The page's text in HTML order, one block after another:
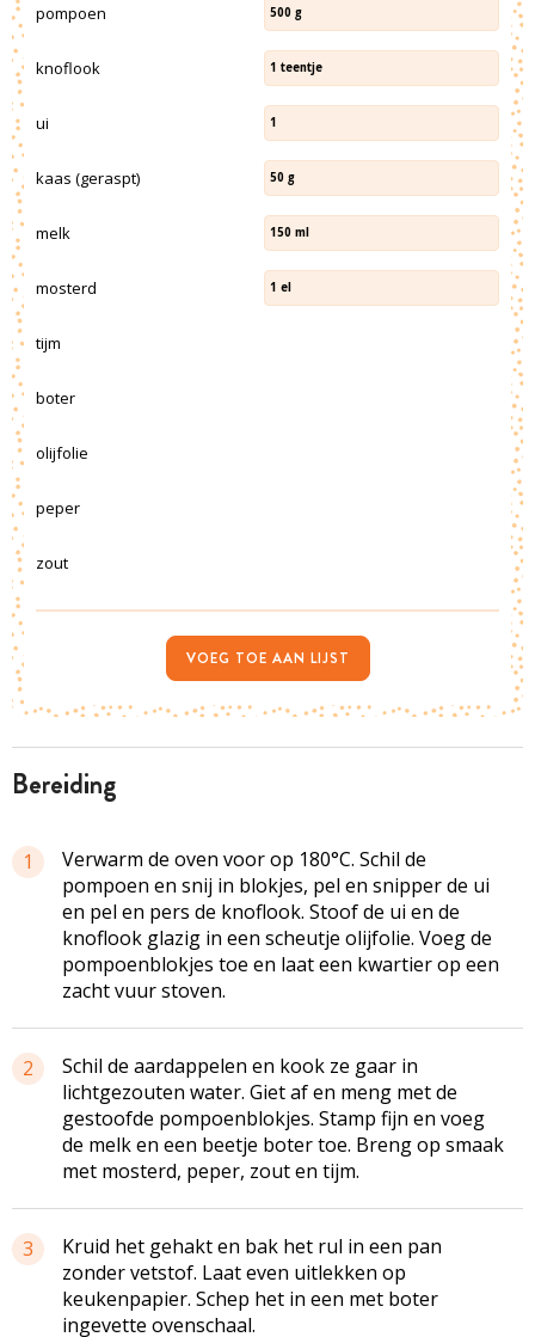
bereiding
1
Verwarm de oven voor op 180°C. Schil de
pompoen en snij in blokjes, pel en snipper de ui
en pel en pers de knoflook. Stoof de ui en de
knoflook glazig in een scheutje olijfolie. Voeg de
pompoenblokjes toe en laat een kwartier op een
zacht vuur stoven.
2
Schil de aardappelen en kook ze gaar in
lichtgezouten water. Giet af en meng met de
gestoofde pompoenblokjes. Stamp fijn en voeg
de melk en een beetje boter toe. Breng op smaak
met mosterd, peper, zout en tijm.
3
Kruid het gehakt en bak het rul in een pan
zonder vetstof. Laat even uitlekken op
keukenpapier. Schep het in een met boter
ingevette ovenschaal.
pompoen 500 g
knoflook 1 teentje
ui 1
kaas (geraspt) 50 g
melk 150 ml
mosterd 1 el
tijm
boter
olijfolie
peper
zout
VOEG TOE AAN LIJST